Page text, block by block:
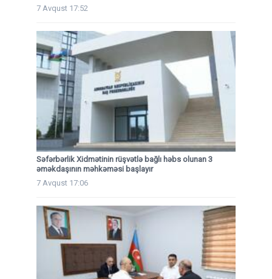
7 Avqust 17:52
Səfərbərlik Xidmətinin rüşvətlə bağlı həbs olunan 3
əməkdaşının məhkəməsi başlayır
7 Avqust 17:06